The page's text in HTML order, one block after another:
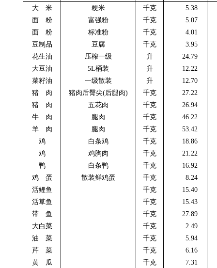
大 米
粳米 千克
5.38
面 粉
富强粉 千克
5.07
面 粉
标准粉 千克
4.01
豆制品
豆腐 千克
3.95
花生油
压榨一级 升
24.79
大豆油
5L桶装 升
12.22
菜籽油
一级散装 升
12.70
猪 肉
猪肉后臀尖(后腿肉) 千克
27.22
猪 肉
五花肉 千克
26.94
牛 肉
腿肉 千克
46.22
羊 肉
腿肉 千克
53.42
鸡
白条鸡 千克
18.86
鸡
鸡胸肉 千克
21.22
鸭
白条鸭 千克
16.92
鸡 蛋
散装鲜鸡蛋 千克
8.24
活鲤鱼
千克
15.40
活草鱼
千克
15.43
带 鱼
千克
27.89
大白菜
千克
2.49
油 菜
千克
5.94
芹 菜
千克
6.16
黄 瓜
千克 7.31